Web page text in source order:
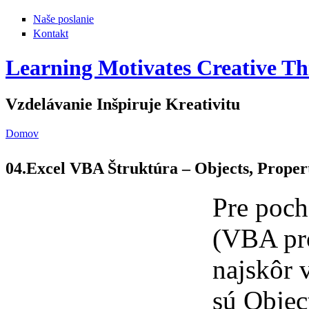
Naše poslanie
Kontakt
Learning Motivates Creative
Vzdelávanie Inšpiruje Kreativitu
Domov
04.Excel VBA Štruktúra – Objects,
Pre
(VBA
najskôr
sú